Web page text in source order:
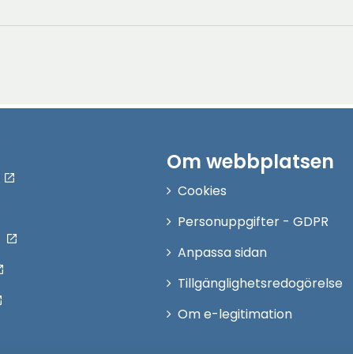
Om webbplatsen
Cookies
Personuppgifter - GDPR
Anpassa sidan
Tillgänglighetsredogörelse
Om e-legitimation